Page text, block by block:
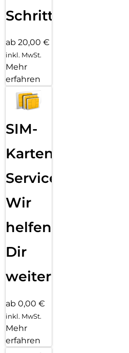
Schritten
ab 20,00 €
inkl. MwSt.
Mehr
erfahren
SIM-
Karten
Service:
Wir
helfen
Dir
weiter
ab 0,00 €
inkl. MwSt.
Mehr
erfahren